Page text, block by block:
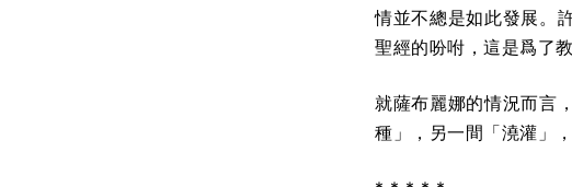
情並不總是如此發展。
聖經的吩咐，這是爲了
就薩布麗娜的情況而言
種」，另一間「澆灌」